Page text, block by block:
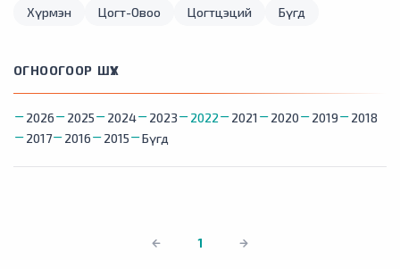
Хүрмэн
Цогт-Овоо Цогтцэций Бүгд
ОГНООГООР ШҮҮХ
2026 2025 2024 2023 2022 2021 2020 2019
2018
2017
2016 2015 Бүгд
1